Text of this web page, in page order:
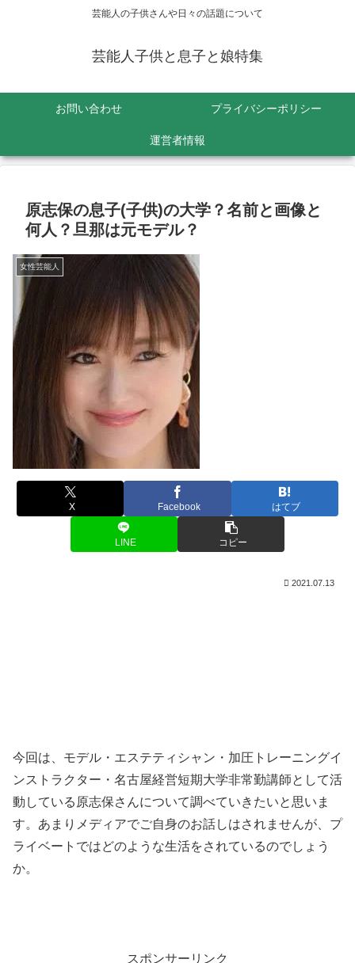
芸能人の子供さんや日々の話題について
芸能人子供と息子と娘特集
お問い合わせ プライバシーポリシー
運営者情報
原志保の息子(子供)の大学？名前と画像と
何人？旦那は元モデル？
女性芸能人
X Facebook はてブ
LINE コピー
2021.07.13
今回は、モデル・エステティシャン・加圧トレーニングイ
ンストラクター・名古屋経営短期大学非常勤講師として活
動している原志保さんについて調べていきたいと思いま
す。あまりメディアでご自身のお話しはされませんが、プ
ライベートではどのような生活をされているのでしょう
か。
スポンサーリンク